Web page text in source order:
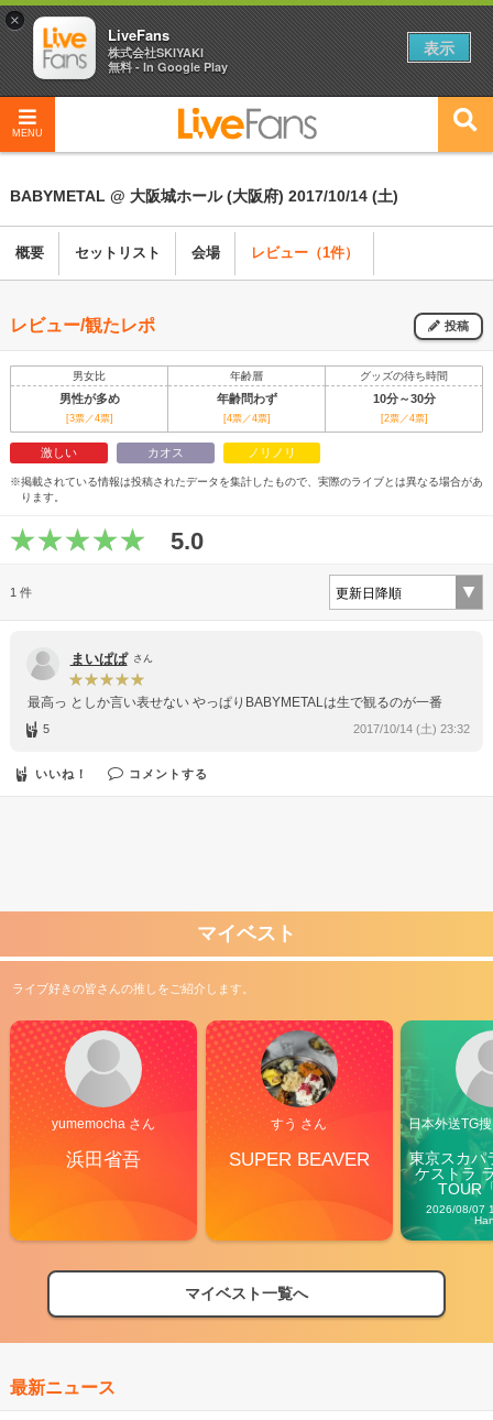
MENU
BABYMETAL @ 大阪城ホール (大阪府) 2017/10/14 (土)
概要 セットリスト 会場 レビュー（1件）
レビュー/観たレポ 投稿
男女比 年齢層 グッズの待ち時間
男性が多め 年齢問わず 10分～30分
[3票／4票] [4票／4票] [2票／4票]
激しい カオス ノリノリ
※掲載されている情報は投稿されたデータを集計したもので、実際のライブとは異なる場合があ
ります。
5.0
1 件
まいぱぱ さん
最高っ ️としか言い表せない やっぱりBABYMETALは生で観るのが一番 ️
5 2017/10/14 (土) 23:32
いいね！ コメントする
マイベスト
ライブ好きの皆さんの推しをご紹介します。
yumemocha さん
浜田省吾
すう さん
SUPER BEAVER
日本外送TG
東京スカパ
ケストラ
TOUR
2026/08/07
マイベスト一覧へ
最新ニュース
×
LiveFans
株式会社SKIYAKI
無料 - In Google Play
表示